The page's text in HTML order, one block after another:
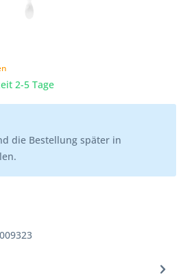
2-5 Tage
die Bestellung später in